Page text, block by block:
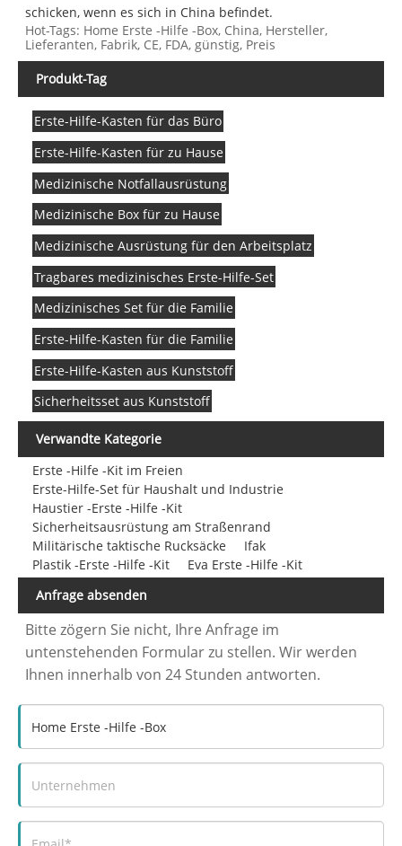
schicken, wenn es sich in China befindet.
Hot-Tags: Home Erste -Hilfe -Box, China, Hersteller,
Lieferanten, Fabrik, CE, FDA, günstig, Preis
Produkt-Tag
Erste-Hilfe-Kasten für das Büro
Erste-Hilfe-Kasten für zu Hause
Medizinische Notfallausrüstung
Medizinische Box für zu Hause
Medizinische Ausrüstung für den Arbeitsplatz
Tragbares medizinisches Erste-Hilfe-Set
Medizinisches Set für die Familie
Erste-Hilfe-Kasten für die Familie
Erste-Hilfe-Kasten aus Kunststoff
Sicherheitsset aus Kunststoff
Verwandte Kategorie
Erste -Hilfe -Kit im Freien
Erste-Hilfe-Set für Haushalt und Industrie
Haustier -Erste -Hilfe -Kit
Sicherheitsausrüstung am Straßenrand
Militärische taktische Rucksäcke
Ifak
Plastik -Erste -Hilfe -Kit
Eva Erste -Hilfe -Kit
Anfrage absenden
Bitte zögern Sie nicht, Ihre Anfrage im
untenstehenden Formular zu stellen. Wir werden
Ihnen innerhalb von 24 Stunden antworten.